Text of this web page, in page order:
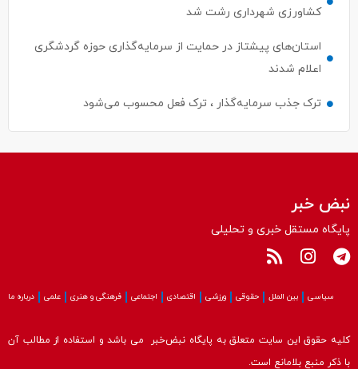
استان‌های پیشتاز در حمایت از سرمایه‌گذاری حوزه گردشگری
ترک جذب سرمایه‌گذار ، ترک فعل محسوب می‌شود
پایگاه مستقل خبری و تحلیلی
سیاسی بین الملل